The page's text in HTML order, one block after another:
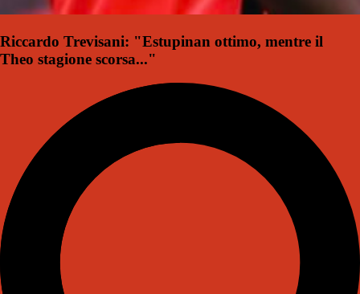
Riccardo Trevisani: "Estupinan ottimo, mentre il
Theo stagione scorsa..."